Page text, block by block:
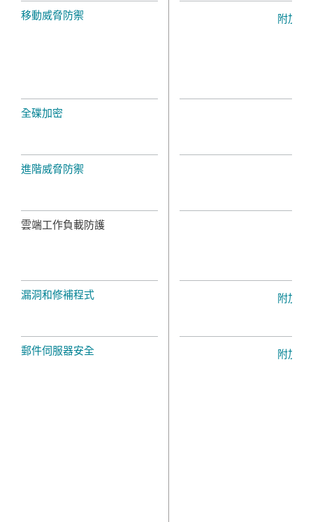
移動威脅防禦 附加元
全碟加密
進階威脅防禦
雲端工作負載防護
漏洞和修補程式 附加元
郵件伺服器安全 附加元